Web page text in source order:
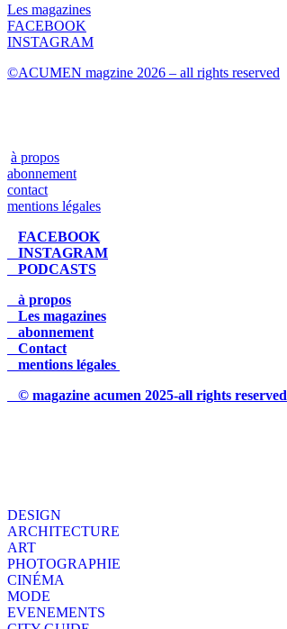
Les magazines
FACEBOOK
INSTAGRAM
©ACUMEN magzine 2026 – all rights reserved
à propos
abonnement
contact
mentions légales
FACEBOOK
INSTAGRAM
PODCASTS
à propos
Les magazines
abonnement
Contact
mentions légales
© magazine acumen 2025-all rights reserved
DESIGN
ARCHITECTURE
ART
PHOTOGRAPHIE
CINÉMA
MODE
EVENEMENTS